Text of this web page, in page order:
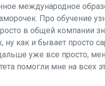
международное
Про обучение
в общей компании
ну как и бывает просто
уже все просто,
помогли мне на всех